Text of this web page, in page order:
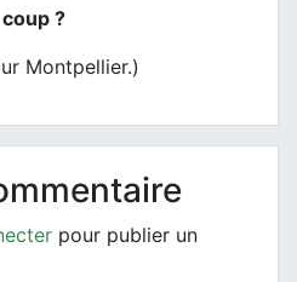
?
Montpellier.)
pour publier un